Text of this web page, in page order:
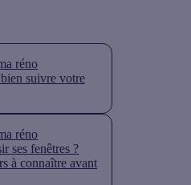
réno
suivre votre
réno
ses fenêtres ?
à connaître avant